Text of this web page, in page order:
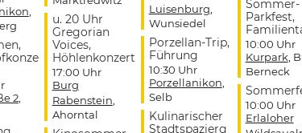
2,
u. 20 Uhr
Gregorian
Voices,
Höhlenkonzert
17:00 Uhr
Burg
Rabenstein
Ahorntal
Luisenburg
Wunsiedel
Porzellan-Trip,
Führung
10:30 Uhr
Porzellanikon
Selb
Kulinarischer
Stadtspazierg
Sommer-
Parkfest,
10:00 Uhr
Kurpark ,
Berneck
10:00 Uhr
Erlaloher